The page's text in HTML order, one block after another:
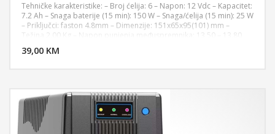
Tehničke karakteristike: – Broj ćelija: 6 – Napon: 12 Vdc – Kapacitet:
7.2 Ah – Snaga baterije (15 min): 150 W – Snaga/ćelija (15 min): 25 W
– Priključci: faston 4.8mm – Dimenzije: 151x65x95(101) mm –
Težina 2,00 Kg – Napon punjenja međuspremnika: 13,50 – 13,80
Standardna struja punjenja: 2,16 A – Maksimalna struja pražnjenja
39,00 KM
DODAJ U KORPU